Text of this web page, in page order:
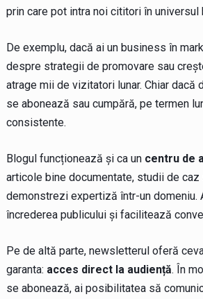
prin care pot intra noi cititori în universul
De exemplu, dacă ai un business în
despre strategii de promovare sau
atrage mii de vizitatori lunar. Chiar dacă
se abonează sau cumpără, pe termen
consistente.
Blogul funcționează și ca un centru de
articole bine documentate, studii de caz
demonstrezi expertiză într-un domeniu.
încrederea publicului și facilitează
Pe de altă parte, newsletterul oferă
garanta: acces direct la audiență. În
se abonează, ai posibilitatea să